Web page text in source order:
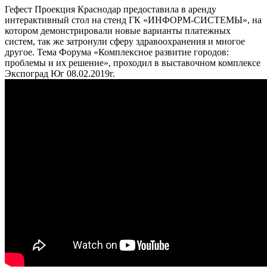
Гефест Проекция Краснодар предоставила в аренду
интерактивный стол на стенд ГК «ИНФОРМ-СИСТЕМЫ», на
котором демонстрировали новые варианты платежных
систем, так же затронули сферу здравоохранения и многое
другое. Тема Форума «Комплексное развитие городов:
проблемы и их решение», проходил в выставочном комплексе
Экспоград Юг 08.02.2019г.